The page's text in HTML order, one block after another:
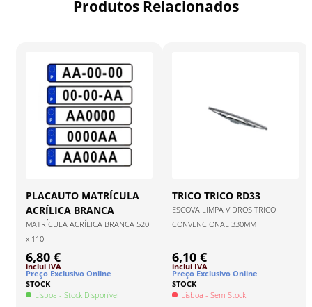
Produtos Relacionados
PLACAUTO MATRÍCULA
ACRÍLICA BRANCA
MATRÍCULA ACRÍLICA BRANCA 520
x 110
6,80 €
inclui IVA
Preço Exclusivo Online
STOCK
Lisboa - Stock Disponível
TRICO TRICO RD33
ESCOVA LIMPA VIDROS TRICO
CONVENCIONAL 330MM
6,10 €
inclui IVA
Preço Exclusivo Online
STOCK
Lisboa - Sem Stock